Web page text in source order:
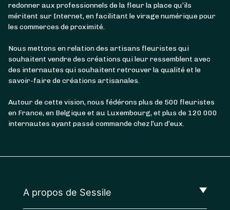
redonner aux professionnels de la fleur la place qu’ils
méritent sur Internet, en facilitant le virage numérique pour
les commerces de proximité.
Nous mettons en relation des artisans fleuristes qui
souhaitent vendre des créations qui leur ressemblent avec
des internautes qui souhaitent retrouver la qualité et le
savoir-faire de créations artisanales.
Autour de cette vision, nous fédérons plus de 500 fleuristes
en France, en Belgique et au Luxembourg, et plus de 120 000
internautes ayant passé commande chez l’un d’eux.
A propos de Sessile